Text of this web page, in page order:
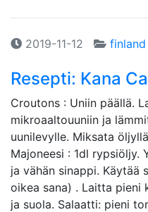
2019-11-12 finland
Resepti: Kana
Croutons : Uniin päällä.
mikroaaltouuniin ja
uunilevylle. Miksata
Majoneesi : 1dl rypsiöljy.
ja vähän sinappi. Käytää
oikea sana) . Laitta pieni
ja suola. Salaatti: pieni